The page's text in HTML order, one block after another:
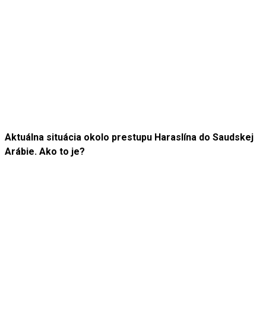
Aktuálna situácia okolo prestupu Haraslína do Saudskej
Arábie. Ako to je?